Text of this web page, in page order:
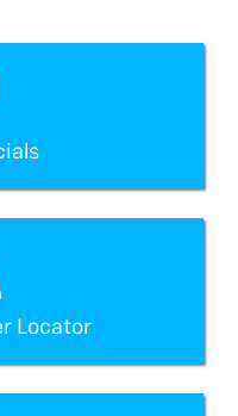
Locator